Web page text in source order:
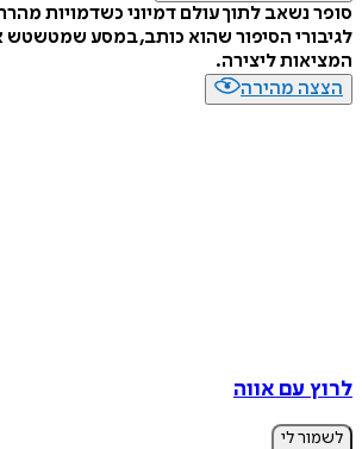
סופר נשאב לתוך עולם דמיוני כשדמויות
לגיבורי הסיפור שהוא כותב, במסע שמטשטש
המציאות ליצירה.
הצצה מהירה
לרוץ עם אווה
לשמור לי